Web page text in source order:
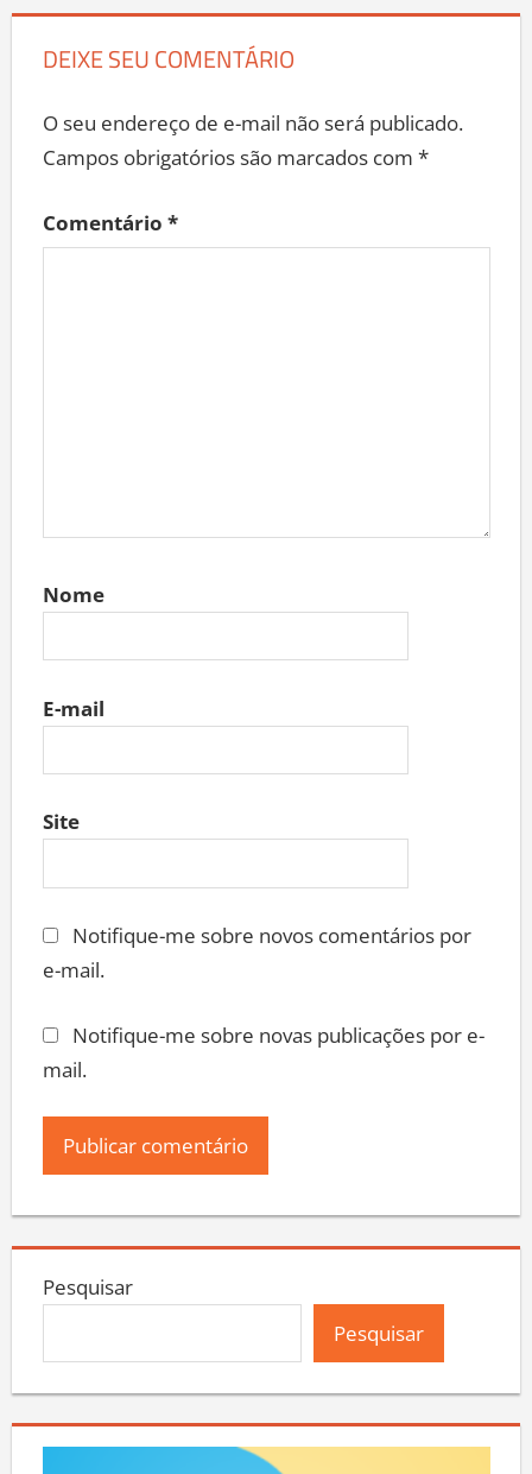
DEIXE SEU COMENTÁRIO
O seu endereço de e-mail não será publicado.
Campos obrigatórios são marcados com *
Comentário *
Nome
E-mail
Site
Notifique-me sobre novos comentários por
e-mail.
Notifique-me sobre novas publicações por e-
mail.
Pesquisar
Pesquisar